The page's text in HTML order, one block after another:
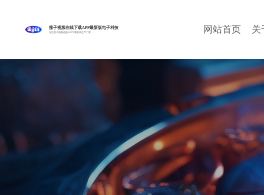
茄子视频在线下载APP最新版电子科技
专注茄子视频色版APP下载安装生产厂家 网站首页 关